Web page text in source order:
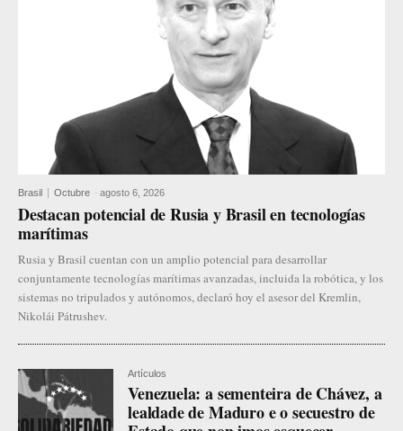
Brasil Octubre - agosto 6, 2026
Destacan potencial de Rusia y Brasil en tecnologías
marítimas
Rusia y Brasil cuentan con un amplio potencial para desarrollar
conjuntamente tecnologías marítimas avanzadas, incluida la robótica, y los
sistemas no tripulados y autónomos, declaró hoy el asesor del Kremlin,
Nikolái Pátrushev.
Artículos
Venezuela: a sementeira de Chávez, a
lealdade de Maduro e o secuestro de